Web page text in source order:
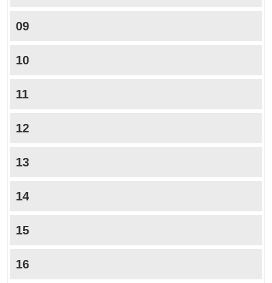
09
10
11
12
13
14
15
16